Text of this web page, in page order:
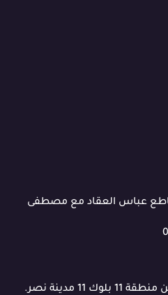
عباس العقاد مع مصطفى